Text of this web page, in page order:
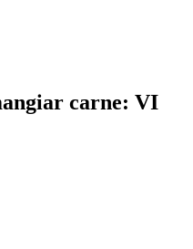
carne: VI